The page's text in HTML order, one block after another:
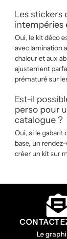
Les stickers
intempéries
Oui, le kit déco
avec lamination
chaleur et aux
ajustement
prématuré sur
Est-il
perso pour
catalogue ?
Oui, si le gabarit
base, un
créer un kit sur
Le